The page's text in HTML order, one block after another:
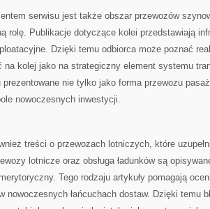
serwisu jest także obszar przewozów
rolę. Publikacje dotyczące kolei przedstawiają
Dzięki temu odbiorca może poznać
na kolej jako na strategiczny element systemu
prezentowane nie tylko jako forma przewozu
nowoczesnych inwestycji.
treści o przewozach lotniczych, które
lotnicze oraz obsługa ładunków są
Tego rodzaju artykuły pomagają
nowoczesnych łańcuchach dostaw. Dzięki temu